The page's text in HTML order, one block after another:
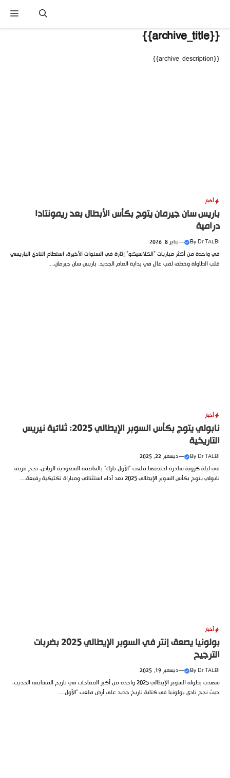
المحتوى
{{archive_title}}
{{archive_description}}
أخبار
باريس سان جيرمان يتوج بكأس الأبطال بعد ريمونتادا
درامية
By Dr TALBI
—يناير 8, 2026
في واحدة من أكثر مباريات “الكلاسيكو” إثارة في السنوات الأخيرة، استطاع النادي الباريسي
قلب الطاولة وخطف لقب غالٍ في بداية العام الجديد. باريس سان جيرمان....
أخبار
نابولي يتوج بكأس السوبر الإيطالي 2025: ثنائية نيريس
التاريخية
By Dr TALBI
—ديسمبر 22, 2025
في ليلة كروية ساحرة احتضنها ملعب “الأول بارك” بالعاصمة السعودية الرياض، نجح فريق
نابولي يتوج بكأس السوبر الإيطالي 2025 بعد أداء استثنائي ومباراة تكتيكية رفيعة....
أخبار
بولونيا يصعق إنتر في السوبر الإيطالي 2025 بضربات
الترجيح
By Dr TALBI
—ديسمبر 19, 2025
شهدت بطولة السوبر الإيطالي 2025 واحدة من أكبر المفاجآت في تاريخ المسابقة الحديث،
حيث نجح نادي بولونيا في كتابة تاريخ جديد على أرض ملعب “الأول....